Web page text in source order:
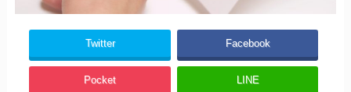
Twitter Facebook
Pocket LINE